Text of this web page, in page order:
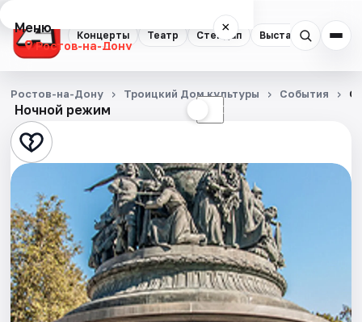
Концерты Театр Стендап Выставки
Меню ×
Ростов-на-Дону
Концерты
Театр
Стендап
Выставки
Квесты
Экскурсии
Спорт
Ночной режим ☾
Ростов-на-Дону Троицкий Дом культуры События